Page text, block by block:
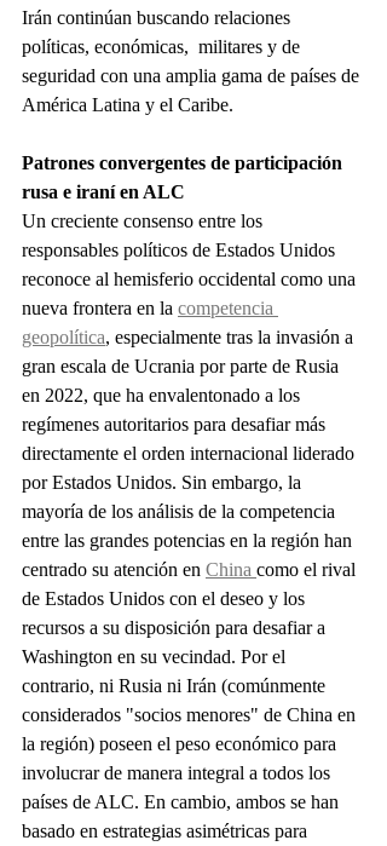
Irán continúan buscando relaciones
políticas, económicas,  militares y de
seguridad con una amplia gama de países de
América Latina y el Caribe.
Patrones convergentes de participación
rusa e iraní en ALC
Un creciente consenso entre los
responsables políticos de Estados Unidos
reconoce al hemisferio occidental como una
nueva frontera en la competencia
geopolítica, especialmente tras la invasión a
gran escala de Ucrania por parte de Rusia
en 2022, que ha envalentonado a los
regímenes autoritarios para desafiar más
directamente el orden internacional liderado
por Estados Unidos. Sin embargo, la
mayoría de los análisis de la competencia
entre las grandes potencias en la región han
centrado su atención en China como el rival
de Estados Unidos con el deseo y los
recursos a su disposición para desafiar a
Washington en su vecindad. Por el
contrario, ni Rusia ni Irán (comúnmente
considerados "socios menores" de China en
la región) poseen el peso económico para
involucrar de manera integral a todos los
países de ALC. En cambio, ambos se han
basado en estrategias asimétricas para